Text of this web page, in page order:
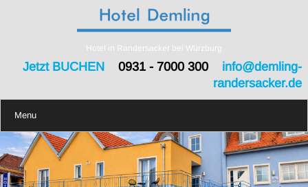
Hotel in Randersacker bei Würzburg
Jetzt BUCHEN0931 - 7000 300 info@demling-
randersacker.de
Menu